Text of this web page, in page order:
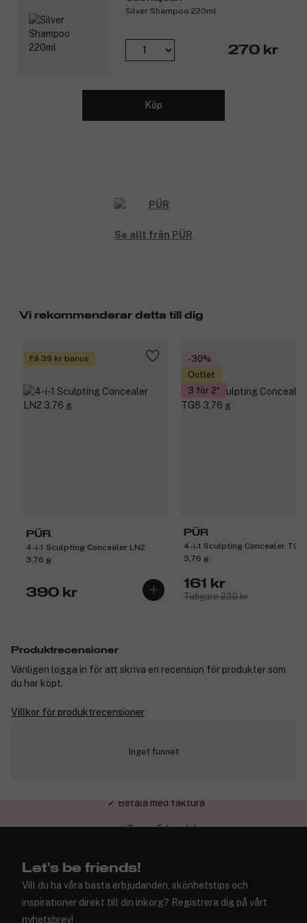
sammansättning som kan användas både morgon och
kväll.
Energy Complex: Kombinationen av ginseng, grönt te och
B-vitamin stärker hudens naturliga ämnesomsättning för
en klarare och friskare hud.
Natriumhyaluronat: Bevarar fukten i huden.
Silver Shampoo 220ml
270 kr
Köp
Se allt från PÜR
Vi rekommenderar detta till dig
Få 39 kr bonus
PÜR
4-i-1 Sculpting Concealer LN2
3,76 g
390 kr
-30%
Outlet
3 för 2
PÜR
4-i-1 Sculpting Concealer TG6
3,76 g
161 kr
Tidigare 230 kr
Produktrecensioner
Vänligen logga in för att skriva en recension för produkter som
du har köpt.
Villkor för produktrecensioner
Inget funnet
Let's be friends!
Vill du ha våra bästa erbjudanden, skönhetstips och
inspirationer direkt till din inkorg? Registrera dig på vårt
nyhetsbrev!